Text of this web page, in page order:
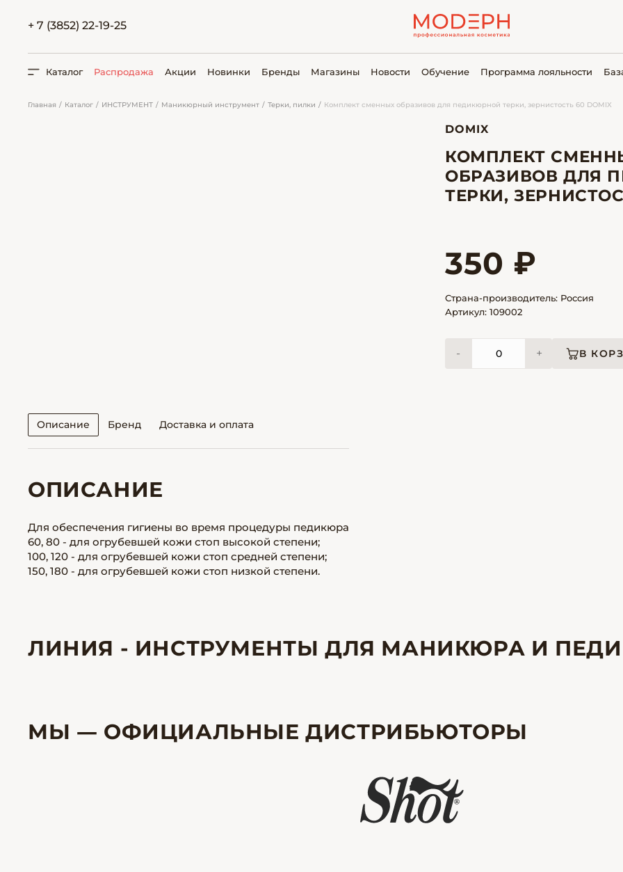
+ 7 (3852) 22-19-25
Каталог Распродажа Акции Новинки Бренды Магазины Новости Обучение Программа лояльности
Главная Каталог ИНСТРУМЕНТ Маникюрный инструмент Терки, пилки Комплект сменных образивов для педикюрной терки, зернистость 60 DOMIX
DOMIX
КОМПЛЕКТ
ОБРАЗИВОВ ДЛЯ
ТЕРКИ,
350 ₽
Страна-производитель: Россия
Артикул: 109002
- + В
Описание Бренд Доставка и оплата
ОПИСАНИЕ
Для обеспечения гигиены во время процедуры педикюра
60, 80 - для огрубевшей кожи стоп высокой степени;
100, 120 - для огрубевшей кожи стоп средней степени;
150, 180 - для огрубевшей кожи стоп низкой степени.
ЛИНИЯ - ИНСТРУМЕНТЫ ДЛЯ МАНИКЮРА И
МЫ — ОФИЦИАЛЬНЫЕ ДИСТРИБЬЮТОРЫ